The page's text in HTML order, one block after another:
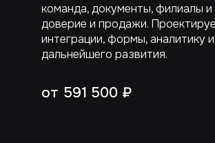
команда, документы, филиалы
доверие и продажи.
интеграции, формы, аналитику
дальнейшего развития.
от 591 500 ₽